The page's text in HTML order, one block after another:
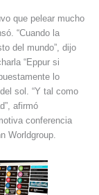
que pelear mucho
“Cuando la
del mundo”, dijo
“Eppur si
lo
sol. “Y tal como
afirmó
conferencia
Worldgroup.